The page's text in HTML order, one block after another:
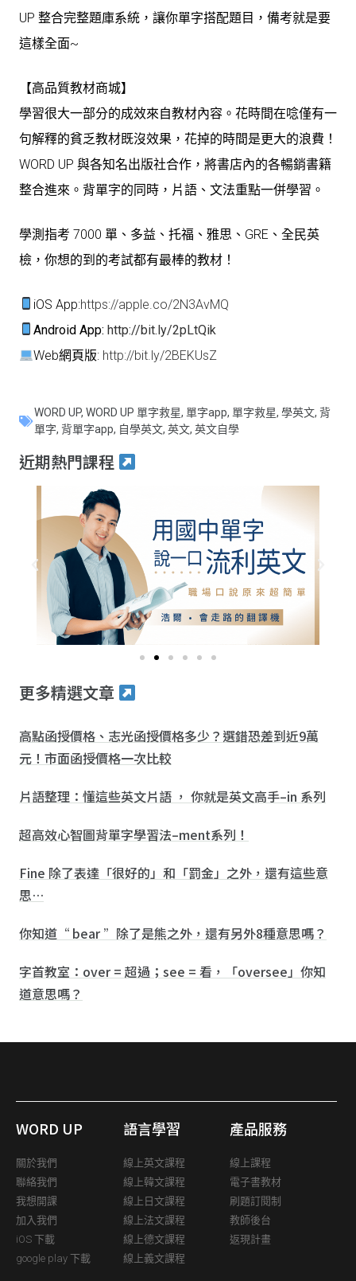
UP 整合完整題庫系統，讓你單字搭配題目，備考就是要
這樣全面~
【高品質教材商城】
學習很大一部分的成效來自教材內容。花時間在唸僅有一
句解釋的貧乏教材既沒效果，花掉的時間是更大的浪費！
WORD UP 與各知名出版社合作，將書店內的各暢銷書籍
整合進來。背單字的同時，片語、文法重點一併學習。
學測指考 7000 單、多益、托福、雅思、GRE、全民英
檢，你想的到的考試都有最棒的教材！
iOS App:https://apple.co/2N3AvMQ
Android App:http://bit.ly/2pLtQik
Web網頁版: http://bit.ly/2BEKUsZ
WORD UP, WORD UP 單字救星, 單字app, 單字救星, 學英文, 背
單字, 背單字app, 自學英文, 英文, 英文自學
近期熱門課程
更多精選文章
高點函授價格、志光函授價格多少？選錯恐差到近9萬
元！市面函授價格一次比較
片語整理：懂這些英文片語 ， 你就是英文高手–in 系列
超高效心智圖背單字學習法–ment系列！
Fine 除了表達「很好的」和「罰金」之外，還有這些意
思…
你知道“ bear ”除了是熊之外，還有另外8種意思嗎？
字首教室：over = 超過；see = 看，「oversee」你知
道意思嗎？
WORD UP
關於我們
聯絡我們
我想開課
加入我們
iOS 下載
google play 下載
語言學習
線上英文課程
線上韓文課程
線上日文課程
線上法文課程
線上德文課程
線上義文課程
產品服務
線上課程
電子書教材
刷題訂閱制
教師後台
返現計畫